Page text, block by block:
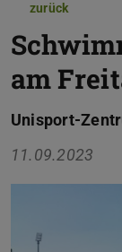
zurück
am
Unisport-
11.09.2023